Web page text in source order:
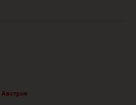
Австрия